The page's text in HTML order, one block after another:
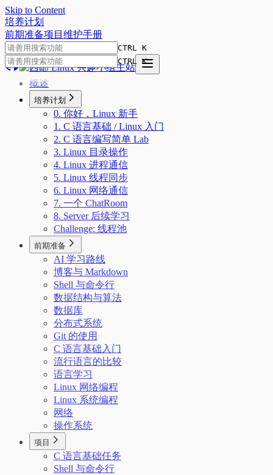
Skip to Content
培养计划
前期准备项目 维护手册
CTRL K
CTRL K
概述
培养计划
0. 你好，Linux 新手
1. C 语言基础 / Linux 入门
2. C 语言编写简单 Lab
3. Linux 目录操作
4. Linux 进程通信
5. Linux 线程同步
6. Linux 网络通信
7. 一个 ChatRoom
8. Server 后续学习
Challenge: 线程池
前期准备
AI 学习路线
博客与 Markdown
Shell 与命令行
数据结构与算法
数据库
分布式系统
Git 的使用
C 语言基础入门
流行语言的比较
语言学习
Linux 网络编程
Linux 系统编程
网络
操作系统
项目
C 语言基础任务
Shell 与命令行